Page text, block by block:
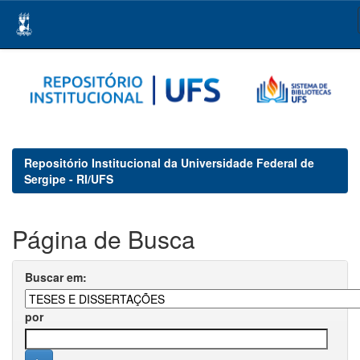
navigation
Repositório Institucional da Universidade Federal de
Sergipe - RI/UFS
Página de Busca
Buscar em:
por